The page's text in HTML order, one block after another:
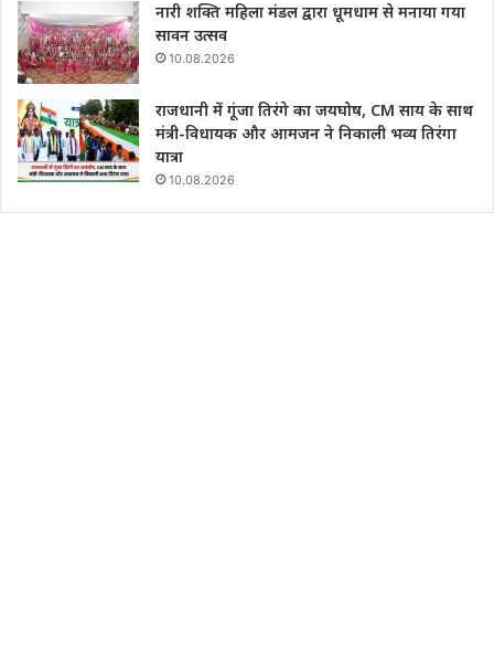
नारी शक्ति महिला मंडल द्वारा धूमधाम से मनाया गया
सावन उत्सव
10.08.2026
राजधानी में गूंजा तिरंगे का जयघोष, CM साय के साथ
मंत्री-विधायक और आमजन ने निकाली भव्य तिरंगा
यात्रा
10.08.2026